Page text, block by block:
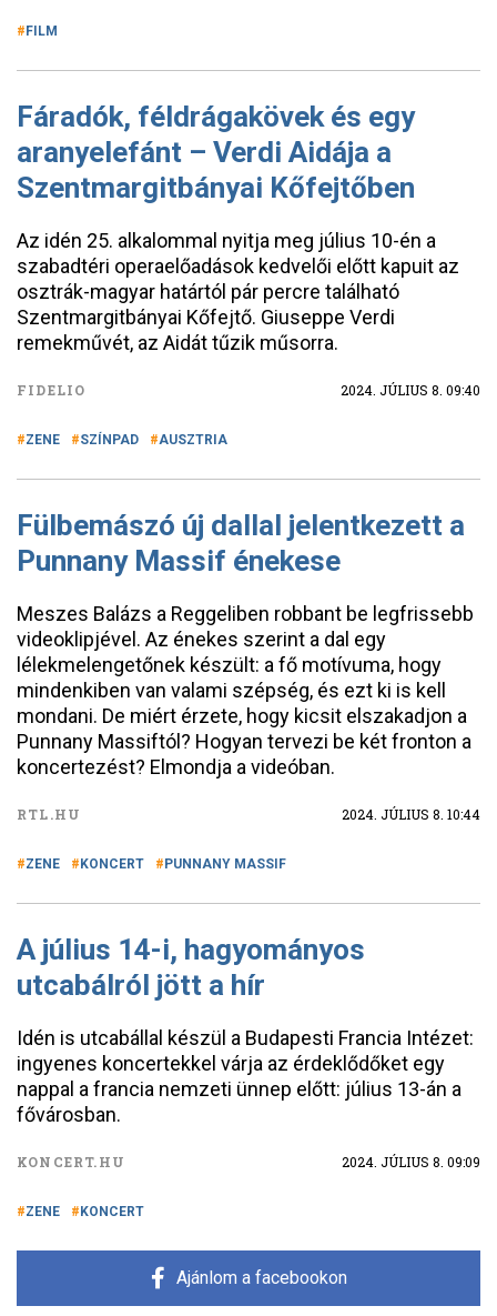
FILM
Fáradók, féldrágakövek és egy
aranyelefánt – Verdi Aidája a
Szentmargitbányai Kőfejtőben
Az idén 25. alkalommal nyitja meg július 10-én a
szabadtéri operaelőadások kedvelői előtt kapuit az
osztrák-magyar határtól pár percre található
Szentmargitbányai Kőfejtő. Giuseppe Verdi
remekművét, az Aidát tűzik műsorra.
FIDELIO 2024. JÚLIUS 8. 09:40
ZENE SZÍNPAD AUSZTRIA
Fülbemászó új dallal jelentkezett a
Punnany Massif énekese
Meszes Balázs a Reggeliben robbant be legfrissebb
videoklipjével. Az énekes szerint a dal egy
lélekmelengetőnek készült: a fő motívuma, hogy
mindenkiben van valami szépség, és ezt ki is kell
mondani. De miért érzete, hogy kicsit elszakadjon a
Punnany Massiftól? Hogyan tervezi be két fronton a
koncertezést? Elmondja a videóban.
RTL.HU 2024. JÚLIUS 8. 10:44
ZENE KONCERT PUNNANY MASSIF
A július 14-i, hagyományos
utcabálról jött a hír
Idén is utcabállal készül a Budapesti Francia Intézet:
ingyenes koncertekkel várja az érdeklődőket egy
nappal a francia nemzeti ünnep előtt: július 13-án a
fővárosban.
KONCERT.HU 2024. JÚLIUS 8. 09:09
ZENE KONCERT
Ajánlom a facebookon